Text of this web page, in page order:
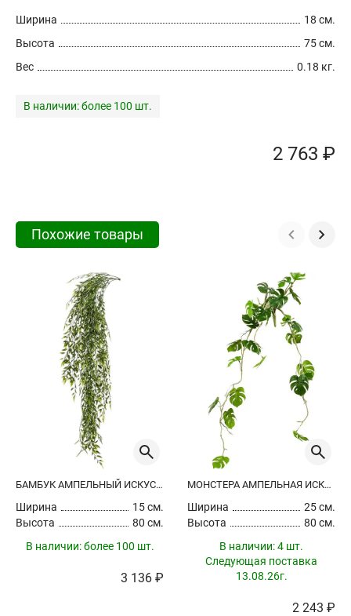
18 см.
Ширина
75 см.
Высота
0.18 кг.
Вес
В наличии:более 100 шт.
2 763 ₽
Похожие товары
БАМБУК АМПЕЛЬНЫЙ ИСКУССТВЕННЫЙ
Ширина
15 см.
Высота
80 см.
В наличии:более 100 шт.
3 136 ₽
МОНСТЕРА АМПЕЛЬНАЯ ИСКУССТВЕННАЯ
Ширина
25 см.
Высота
80 см.
В наличии:4 шт.
Следующая поставка
13.08.26г.
2 243 ₽